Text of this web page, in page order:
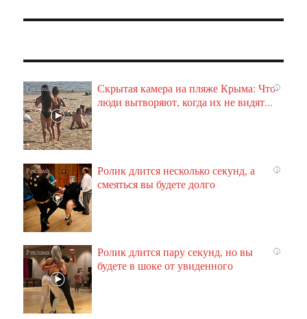
i
Скрытая камера на пляже Крыма: Что
люди вытворяют, когда их не видят...
i
Ролик длится несколько секунд, а
смеяться вы будете долго
i
Ролик длится пару секунд, но вы
будете в шоке от увиденного